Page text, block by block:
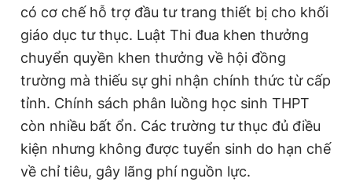
có cơ chế hỗ trợ đầu tư trang thiết bị cho khối
giáo dục tư thục. Luật Thi đua khen thưởng
chuyển quyền khen thưởng về hội đồng
trường mà thiếu sự ghi nhận chính thức từ cấp
tỉnh. Chính sách phân luồng học sinh THPT
còn nhiều bất ổn. Các trường tư thục đủ điều
kiện nhưng không được tuyển sinh do hạn chế
về chỉ tiêu, gây lãng phí nguồn lực.